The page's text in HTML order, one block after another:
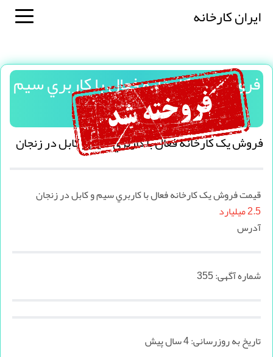
ایران کارخانه
فروش یک کارخانه فعال با كاربري سيم
و كابل در زنجان
فروش یک کارخانه فعال با كاربري سيم و كابل در زنجان
قیمت فروش یک کارخانه فعال با كاربري سيم و كابل در زنجان
2.5 میلیارد
آدرس
شماره آگهی:355
تاریخ به روزرسانی:4 سال پیش